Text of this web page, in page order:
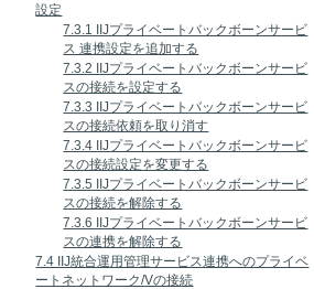
設定
7.3.1 IIJプライベートバックボーンサービ
ス 連携設定を追加する
7.3.2 IIJプライベートバックボーンサービ
スの接続を設定する
7.3.3 IIJプライベートバックボーンサービ
スの接続依頼を取り消す
7.3.4 IIJプライベートバックボーンサービ
スの接続設定を変更する
7.3.5 IIJプライベートバックボーンサービ
スの接続を解除する
7.3.6 IIJプライベートバックボーンサービ
スの連携を解除する
7.4 IIJ統合運用管理サービス連携へのプライベ
ートネットワーク/Vの接続